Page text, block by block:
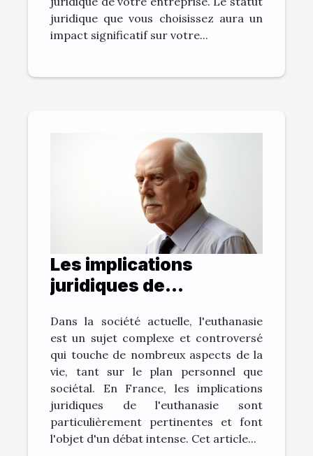
juridique que vous choisissez aura un
impact significatif sur votre...
Les implications
juridiques de
Dans la société actuelle, l'euthanasie
est un sujet complexe et controversé
qui touche de nombreux aspects de la
vie, tant sur le plan personnel que
sociétal. En France, les implications
juridiques de l'euthanasie sont
particulièrement pertinentes et font
l'objet d'un débat intense. Cet article...